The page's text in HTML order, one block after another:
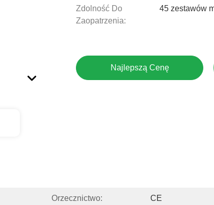
Zdolność Do
Zaopatrzenia:
45 zestawów
Najlepszą Cenę
Orzecznictwo: CE